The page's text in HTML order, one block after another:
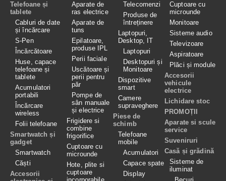
Telefoane și
tablete
Cabluri de date
și încărcare
S-Pen
Încărcătoare
Huse, capace
telefoane și
tablete
Acumulatori
portabili
Încărcare
wireless
Folii telefoane
Smartwatch și
gadget
Smartwatch
Căști
Accesorii
Aparate de
ras electrice
Aparate de
tuns
Epilatoare,
produse IPL
Perii faciale
Uscătoare și
perii pentru
păr
Pompe de
sân manuale
și electrice
Frigidere si
combine
frigorifice
Cuptoare cu
microunde
Hote, plite si
cuptoare
Telecomenzi
Produse de
întreținere
Laptopuri,
Desktop, IT
Laptopuri
Desktopuri și
Monitoare
Dispozitive
smart
Camere
supraveghere
Piese de
schimb
Telefoane
mobile
Acumulatori
Capace spate
Display
Cuptoare cu
microunde
Monitoare
Sisteme audio
Televizoare
Aspiratoare
Plăci și module
Accesorii
vehicule
electrice
Lichidare stoc
PROMOȚII
Aparate si scule
service
Suveniruri
Casă și grădină
Sisteme de
iluminat